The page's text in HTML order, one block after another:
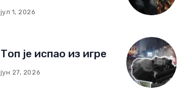
изградиле мрежу
јул 1, 2026
Топ је испао из игре
јун 27, 2026